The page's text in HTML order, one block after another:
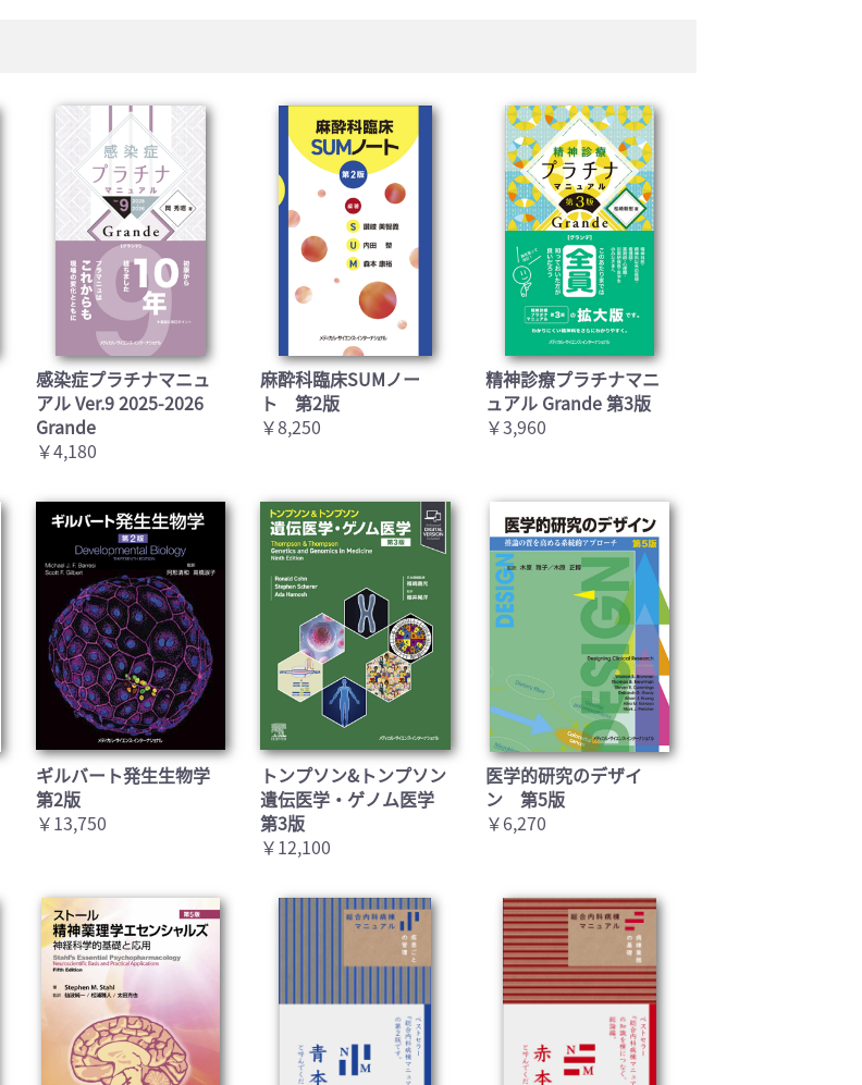
お買い物を続ける カートへ進む
感染症プラチナマニュ
アル Ver.9 2025-2026
Grande
￥4,180
麻酔科臨床SUMノー
ト 第2版
￥8,250
精神診療プラチナマニ
ュアル Grande 第3版
￥3,960
ギルバート発生生物学
第2版
￥13,750
トンプソン&トンプソン
遺伝医学・ゲノム医学
第3版
￥12,100
医学的研究のデザイ
ン 第5版
￥6,270